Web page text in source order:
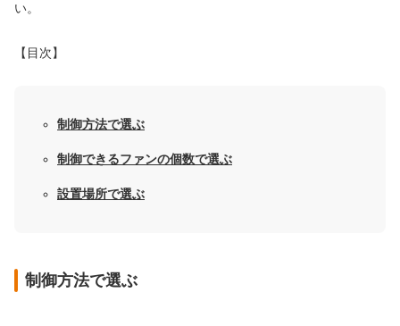
い。
【目次】
制御方法で選ぶ
制御できるファンの個数で選ぶ
設置場所で選ぶ
制御方法で選ぶ